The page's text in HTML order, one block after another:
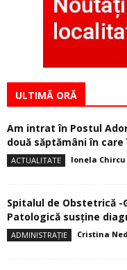
ULTIMĂ ORĂ
Am intrat în Postul
două săptămâni în care
ACTUALITATE Ionela Chircu
Spitalul de Obstetrică
Patologică susţine
ADMINISTRAȚIE Cristina